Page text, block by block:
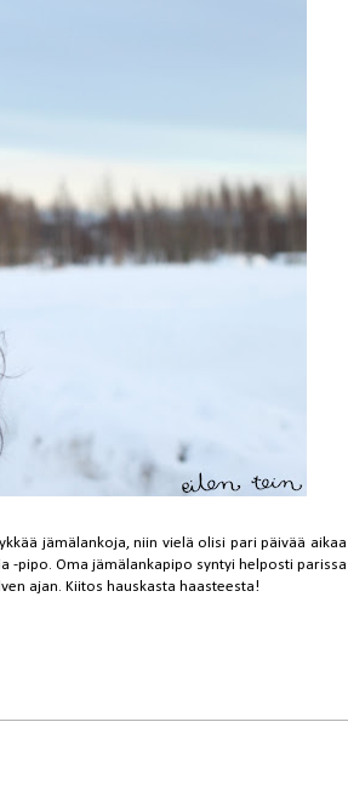
jämälankoja, niin vielä olisi pari päivää aikaa
-pipo. Oma jämälankapipo syntyi helposti parissa
ajan. Kiitos hauskasta haasteesta!